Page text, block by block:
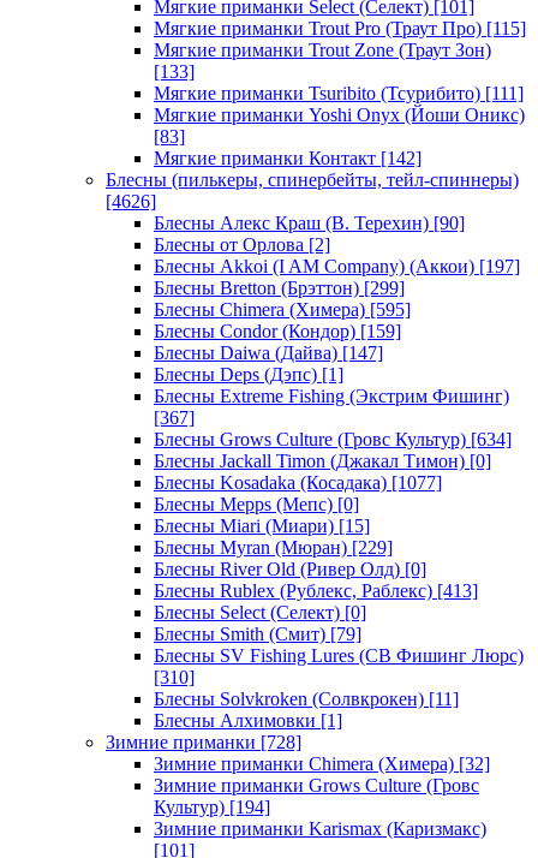
Мягкие приманки Select (Селект) [101]
Мягкие приманки Trout Pro (Траут Про) [115]
Мягкие приманки Trout Zone (Траут Зон)
[133]
Мягкие приманки Tsuribito (Тсурибито) [111]
Мягкие приманки Yoshi Onyx (Йоши Оникс)
[83]
Мягкие приманки Контакт [142]
Блесны (пилькеры, спинербейты, тейл-спиннеры)
[4626]
Блесны Алекс Краш (В. Терехин) [90]
Блесны от Орлова [2]
Блесны Akkoi (I AM Company) (Аккои) [197]
Блесны Bretton (Брэттон) [299]
Блесны Chimera (Химера) [595]
Блесны Condor (Кондор) [159]
Блесны Daiwa (Дайва) [147]
Блесны Deps (Дэпс) [1]
Блесны Extreme Fishing (Экстрим Фишинг)
[367]
Блесны Grows Culture (Гровс Культур) [634]
Блесны Jackall Timon (Джакал Тимон) [0]
Блесны Kosadaka (Косадака) [1077]
Блесны Mepps (Мепс) [0]
Блесны Miari (Миари) [15]
Блесны Myran (Мюран) [229]
Блесны River Old (Ривер Олд) [0]
Блесны Rublex (Рублекс, Раблекс) [413]
Блесны Select (Селект) [0]
Блесны Smith (Смит) [79]
Блесны SV Fishing Lures (СВ Фишинг Люрс)
[310]
Блесны Solvkroken (Солвкрокен) [11]
Блесны Алхимовки [1]
Зимние приманки [728]
Зимние приманки Chimera (Химера) [32]
Зимние приманки Grows Culture (Гровс
Культур) [194]
Зимние приманки Karismax (Каризмакс)
[101]